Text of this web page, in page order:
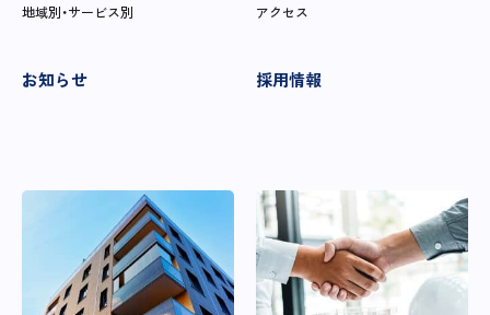
地域別・サービス別 アクセス
お知らせ 採用情報